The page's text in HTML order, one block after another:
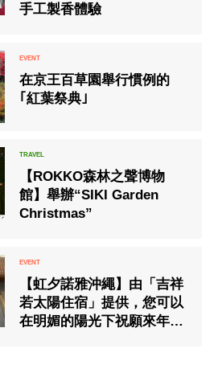
手工製香體驗
在京王百草園舉行慣例的
｢紅葉祭典｣
【ROKKO森林之聲博物
館】舉辦“SIKI Garden
Christmas”
【虹夕諾雅沖繩】由「吉祥
若太陽住宿」提供，您可以
在明媚的陽光下祝願來年身